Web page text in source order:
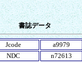
書誌データ
Jcode
a9979
NDC
n72613